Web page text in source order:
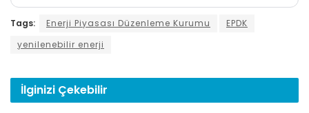
Tags: Enerji Piyasası Düzenleme Kurumu
EPDK
yenilenebilir enerji
İlginizi Çekebilir